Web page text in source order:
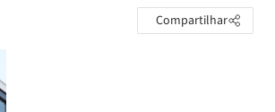
Compartilhar